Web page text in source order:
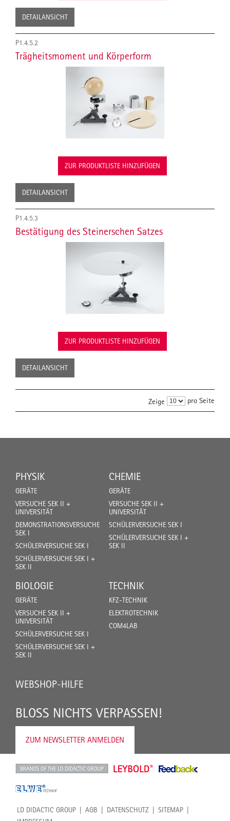
DETAILANSICHT
P1.4.5.2
Trägheitsmoment und Körperform
ZUR PRODUKTLISTE HINZUFÜGEN
DETAILANSICHT
P1.4.5.3
Bestätigung des Steinerschen Satzes
ZUR PRODUKTLISTE HINZUFÜGEN
DETAILANSICHT
Zeige pro Seite
PHYSIK
GERÄTE
VERSUCHE SEK II +
UNIVERSITÄT
DEMONSTRATIONSVERSUCHE
SEK I
SCHÜLERVERSUCHE SEK I
SCHÜLERVERSUCHE SEK I +
SEK II
CHEMIE
GERÄTE
VERSUCHE SEK II +
UNIVERSITÄT
SCHÜLERVERSUCHE SEK I
SCHÜLERVERSUCHE SEK I +
SEK II
BIOLOGIE
GERÄTE
VERSUCHE SEK II +
UNIVERSITÄT
SCHÜLERVERSUCHE SEK I
SCHÜLERVERSUCHE SEK I +
SEK II
TECHNIK
KFZ-TECHNIK
ELEKTROTECHNIK
COM4LAB
WEBSHOP-HILFE
BLOSS NICHTS VERPASSEN!
ZUM NEWSLETTER ANMELDEN
LD DIDACTIC GROUP AGB DATENSCHUTZ
SITEMAP